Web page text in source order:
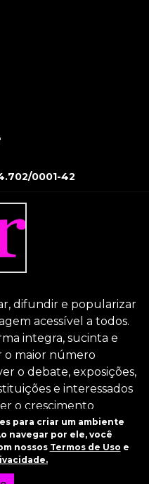
0001-42
difundir e popularizar
acessível a todos.
integra, sucinta e
o maior número
o debate, exposições,
e interessados
o crescimento
da arte.”
para criar um ambiente
navegar por ele, você
nossos Termos de Uso e